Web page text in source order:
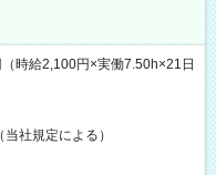
時給2,100円×実働7.50h×21日
社規定による）